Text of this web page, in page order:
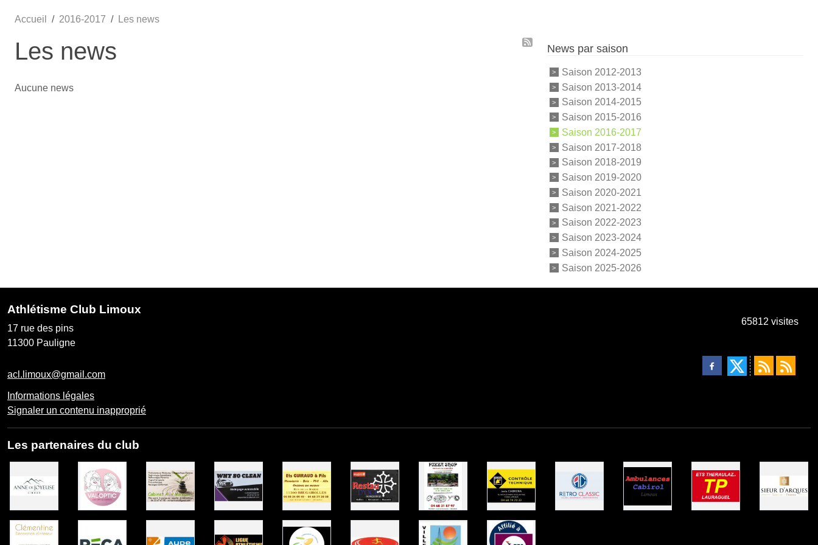
Accueil 2016-2017 Les news
Les news
Aucune news
News par saison
Saison 2012-2013
Saison 2013-2014
Saison 2014-2015
Saison 2015-2016
Saison 2016-2017
Saison 2017-2018
Saison 2018-2019
Saison 2019-2020
Saison 2020-2021
Saison 2021-2022
Saison 2022-2023
Saison 2023-2024
Saison 2024-2025
Saison 2025-2026
Athlétisme Club Limoux
17 rue des pins
11300 Pauligne
acl.limoux@gmail.com
Informations légales
Signaler un contenu inapproprié
65812 visites
Les partenaires du club